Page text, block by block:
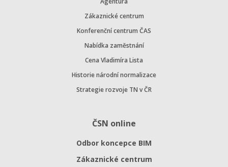
Zákaznické centrum
Konferenční centrum ČAS
Nabídka zaměstnání
Cena Vladimíra Lista
Historie národní normalizace
Strategie rozvoje TN v ČR
ČSN online
Odbor koncepce BIM
Zákaznické centrum